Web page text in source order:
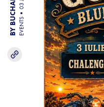
EVENTS